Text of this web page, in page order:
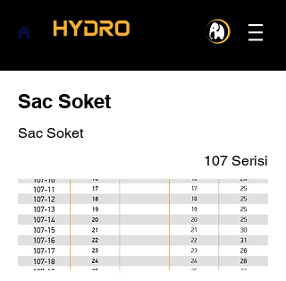
Sac Soket
Sac Soket
107 Serisi